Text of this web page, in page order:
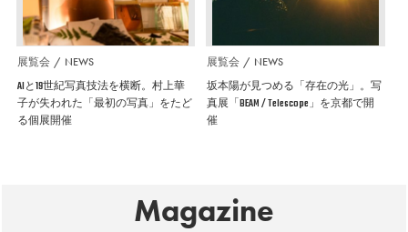
展覧会 NEWS
AIと19世紀写真技法を横断。村上華
子が失われた「最初の写真」をたど
る個展開催
展覧会 NEWS
坂本陽が見つめる「存在の光」。写
真展「BEAM / Telescope」を京都で開
催
Magazine